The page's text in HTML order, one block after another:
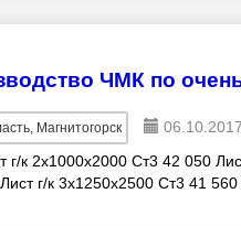
Магнитогорск
к 2x1000x2000 Ст3 42 050
г/к 3x1250x2500 Ст3 41 560